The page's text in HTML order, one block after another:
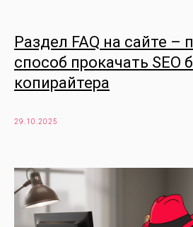
Раздел FAQ на сайте –
способ прокачать SEO
копирайтера
29.10.2025